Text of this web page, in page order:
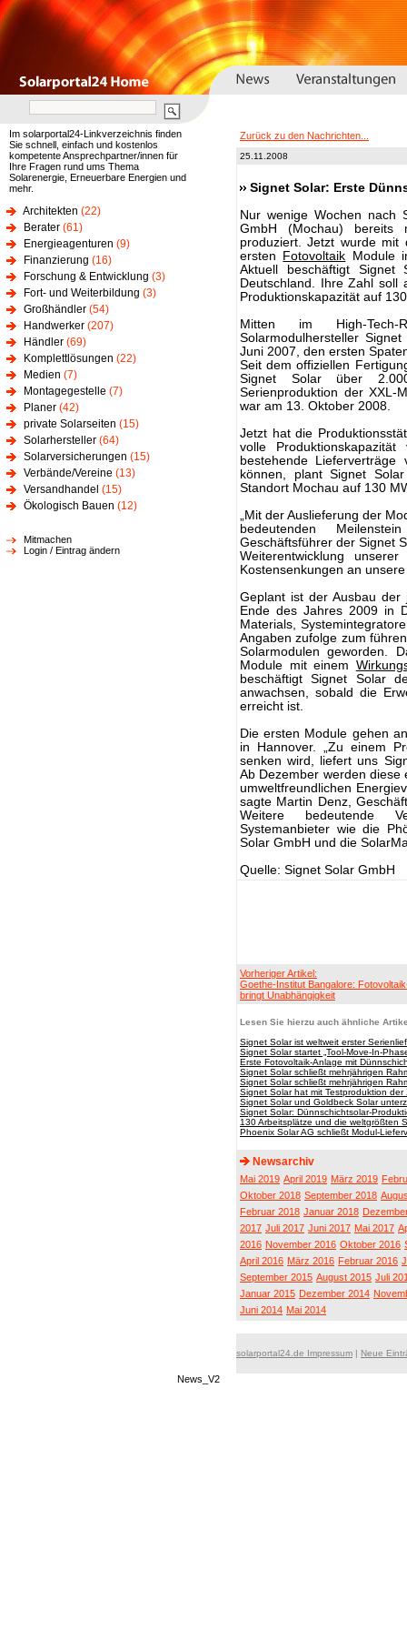
Im solarportal24-Linkverzeichnis finden
Sie schnell, einfach und kostenlos
kompetente Ansprechpartner/innen für
Ihre Fragen rund ums Thema
Solarenergie, Erneuerbare Energien und
mehr.
Architekten (22)
Berater (61)
Energieagenturen (9)
Finanzierung (16)
Forschung & Entwicklung (3)
Fort- und Weiterbildung (3)
Großhändler (54)
Handwerker (207)
Händler (69)
Komplettlösungen (22)
Medien (7)
Montagegestelle (7)
Planer (42)
private Solarseiten (15)
Solarhersteller (64)
Solarversicherungen (15)
Verbände/Vereine (13)
Versandhandel (15)
Ökologisch Bauen (12)
Mitmachen
Login / Eintrag ändern
Zurück zu den Nachrichten...
25.11.2008
Signet Solar: Erste
Nur wenige Wochen nach
GmbH (Mochau) bereits
produziert. Jetzt wurde mit
ersten
Fotovoltaik Module
Aktuell beschäftigt Signet
Deutschland. Ihre Zahl soll
Produktionskapazität auf
Mitten im High-
Solarmodulhersteller
Juni 2007, den ersten
Seit dem offiziellen
Signet Solar über
Serienproduktion der XXL-
war am 13. Oktober 2008.
Jetzt hat die
volle
bestehende
können, plant Signet
Standort Mochau auf 130
„Mit der Auslieferung der
bedeutenden
Geschäftsführer der Signet
Weiterentwicklung
Kostensenkungen an
Geplant ist der Ausbau der
Ende des Jahres 2009 in
Materials,
Angaben zufolge zum
Solarmodulen geworden.
Module mit einem
beschäftigt Signet Solar
anwachsen, sobald die
erreicht ist.
Die ersten Module gehen
in Hannover. „Zu einem
senken wird, liefert uns
Ab Dezember werden
umweltfreundlichen
sagte Martin Denz,
Weitere bedeutende
Systemanbieter wie die
Solar GmbH und die
Quelle: Signet Solar GmbH
Vorheriger Artikel:
Goethe-Institut Bangalore:
bringt Unabhängigkeit
Lesen Sie hierzu auch ähnliche
Signet Solar ist weltweit erster
Signet Solar startet „Tool-Move-In-
Erste Fotovoltaik-Anlage mit
Signet Solar schließt mehrjährigen
Signet Solar schließt mehrjährigen
Signet Solar hat mit Testproduktion
Signet Solar und Goldbeck Solar
Signet Solar: Dünnschichtsolar-
130 Arbeitsplätze und die weltgrößten
Phoenix Solar AG schließt Modul-
Newsarchiv
Mai 2019 April 2019 März 2019
Oktober 2018 September 2018
Februar 2018 Januar 2018
2017 Juli 2017 Juni 2017 Mai 2017
2016 November 2016 Oktober 2016
April 2016 März 2016 Februar 2016
September 2015 August 2015 Juli
Januar 2015 Dezember 2014
Juni 2014 Mai 2014
solarportal24.de Impressum | Neue
News_V2